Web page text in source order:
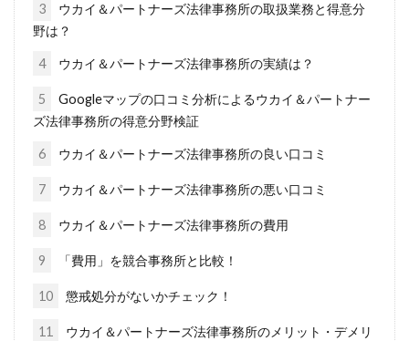
3
ウカイ＆パートナーズ法律事務所の取扱業務と得意分
野は？
4 ウカイ＆パートナーズ法律事務所の実績は？
5
Googleマップの口コミ分析によるウカイ＆パートナー
ズ法律事務所の得意分野検証
6 ウカイ＆パートナーズ法律事務所の良い口コミ
7 ウカイ＆パートナーズ法律事務所の悪い口コミ
8 ウカイ＆パートナーズ法律事務所の費用
9 「費用」を競合事務所と比較！
10 懲戒処分がないかチェック！
11
ウカイ＆パートナーズ法律事務所のメリット・デメリ